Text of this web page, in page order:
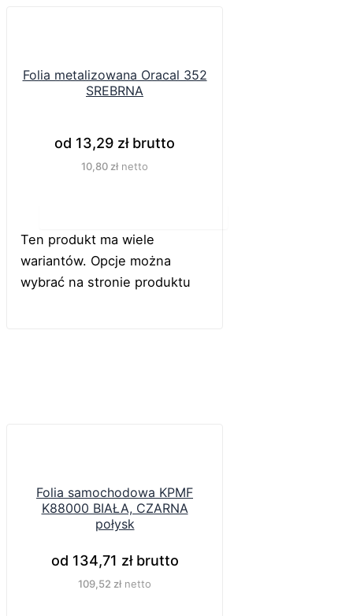
Folia metalizowana Oracal 352
SREBRNA
od 13,29 złbrutto
10,80 złnetto
Ten produkt ma wiele
wariantów. Opcje można
wybrać na stronie produktu
Folia samochodowa KPMF
K88000 BIAŁA, CZARNA
połysk
od 134,71 złbrutto
109,52 złnetto